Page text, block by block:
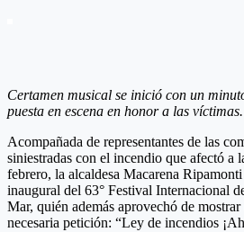
Certamen musical se inició con un
puesta en escena en honor a las víctimas.
Acompañada de representantes de las
siniestradas con el incendio que afectó a
febrero, la alcaldesa Macarena
inaugural del 63° Festival Internacional
Mar, quién además aprovechó de
necesaria petición: “Ley de incendios